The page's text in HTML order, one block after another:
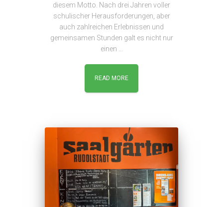
diesem Motto. Nach drei Jahren voller
schulischer Herausforderungen, aber
auch zahlreichen Erlebnissen und
gemeinsamen Stunden galt es nicht nur
einen …
READ MORE